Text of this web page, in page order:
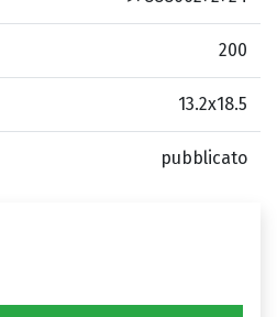
200
13.2x18.5
pubblicato